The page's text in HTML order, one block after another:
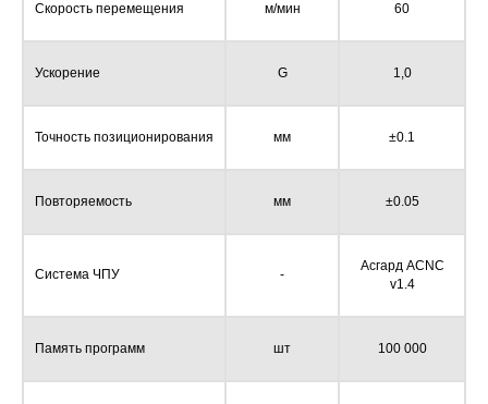
Скорость перемещения м/мин 60
Ускорение G 1,0
Точность позиционирования мм ±0.1
Повторяемость мм ±0.05
Система ЧПУ -
Асгард ACNC
v1.4
Память программ шт 100 000